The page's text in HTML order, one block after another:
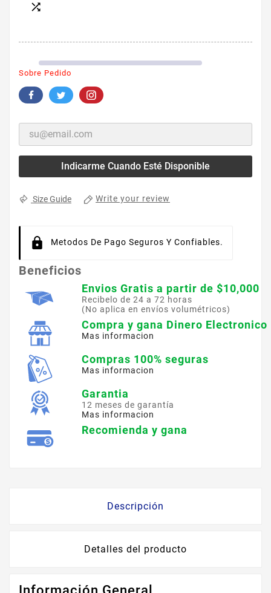

Sobre Pedido
Indicarme Cuando Esté Disponible
Size Guide Write your review
Metodos De Pago Seguros Y Confiables.
Beneficios
Envios Gratis a partir de $10,000
Recibelo de 24 a 72 horas
(No aplica en envíos volumétricos)
Compra y gana Dinero Electronico
Mas informacion
Compras 100% seguras
Mas informacion
Garantia
12 meses de garantía
Mas informacion
Recomienda y gana
Descripción
Detalles del producto